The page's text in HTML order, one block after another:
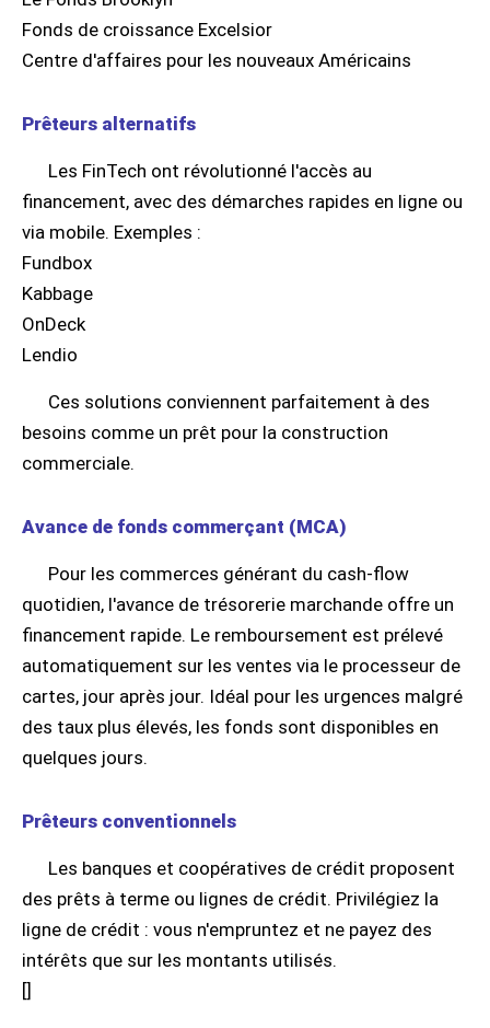
Fonds de croissance Excelsior
Centre d'affaires pour les nouveaux Américains
Prêteurs alternatifs
Les FinTech ont révolutionné l'accès au
financement, avec des démarches rapides en ligne ou
via mobile. Exemples :
Fundbox
Kabbage
OnDeck
Lendio
Ces solutions conviennent parfaitement à des
besoins comme un prêt pour la construction
commerciale.
Avance de fonds commerçant (MCA)
Pour les commerces générant du cash-flow
quotidien, l'avance de trésorerie marchande offre un
financement rapide. Le remboursement est prélevé
automatiquement sur les ventes via le processeur de
cartes, jour après jour. Idéal pour les urgences malgré
des taux plus élevés, les fonds sont disponibles en
quelques jours.
Prêteurs conventionnels
Les banques et coopératives de crédit proposent
des prêts à terme ou lignes de crédit. Privilégiez la
ligne de crédit : vous n'empruntez et ne payez des
intérêts que sur les montants utilisés.
[]